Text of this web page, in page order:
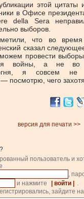
этой цитаты
в Офисе
della Sera
выборов.
что во
сказал
провести
войны, а не во
я совсем не
посмотрю, чего
версия для печати >>
пользователь и
,
и нажмите
| войти |
.
зайдите на